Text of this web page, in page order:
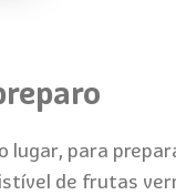
lugar, para
de frutas